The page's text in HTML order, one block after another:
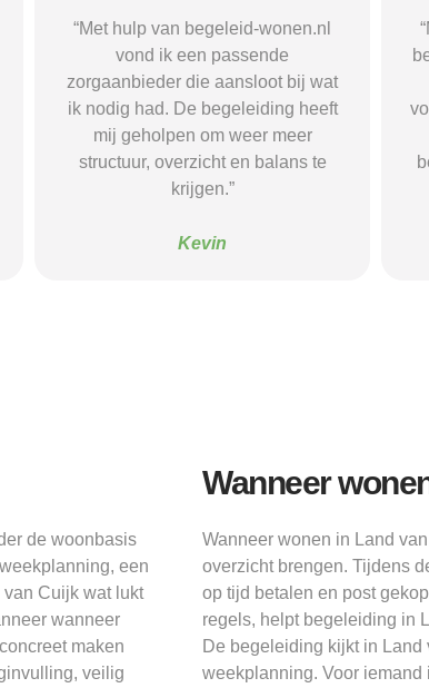
wonen.nl
bij wat
heeft
meer
balans te
“Met hulp van begeleid-
ben ik in contact gekomen met
passende zorgaanbieder. We
vonden een woonvorm die goed
mij paste, wat mij de rust en
begeleiding gaf die ik nodig
de woonbasis
een
Cuijk wat lukt
wanneer
maken
veilig
Wanneer
Wanneer wonen in Land
overzicht brengen. Tijdens
op tijd betalen en post
regels, helpt begeleiding in
De begeleiding kijkt in
weekplanning. Voor iemand